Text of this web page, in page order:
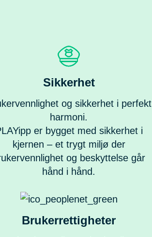
Sikkerhet
og sikkerhet i perfekt
harmoni.
er bygget med sikkerhet i
kjernen – et trygt miljø der
og beskyttelse går
hånd i hånd.
Brukerrettigheter